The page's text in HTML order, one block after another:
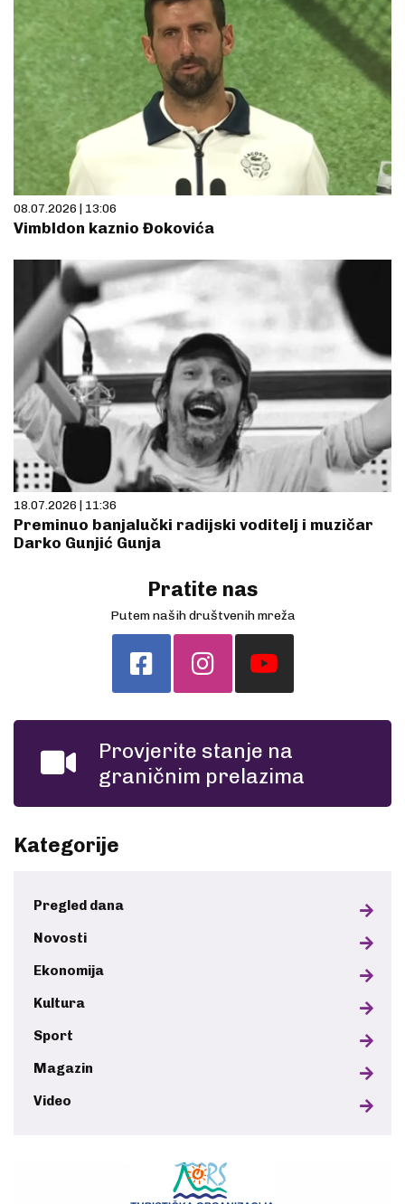
08.07.2026 | 13:06
Vimbldon kaznio Đokovića
18.07.2026 | 11:36
Preminuo banjalučki radijski voditelj i muzičar
Darko Gunjić Gunja
Pratite nas
Putem naših društvenih mreža
Provjerite stanje na
graničnim prelazima
Kategorije
Pregled dana
Novosti
Ekonomija
Kultura
Sport
Magazin
Video